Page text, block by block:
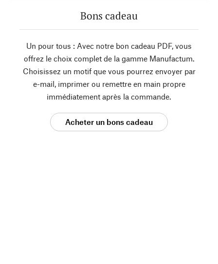
Bons cadeau
Un pour tous : Avec notre bon cadeau PDF, vous
offrez le choix complet de la gamme Manufactum.
Choisissez un motif que vous pourrez envoyer par
e-mail, imprimer ou remettre en main propre
immédiatement après la commande.
Acheter un bons cadeau